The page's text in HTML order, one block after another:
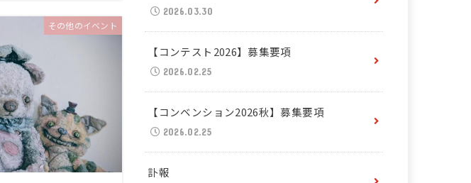
その他のイベント
2026.03.30
【コンテスト2026】募集要項
2026.02.25
【コンベンション2026秋】募集要項
2026.02.25
訃報